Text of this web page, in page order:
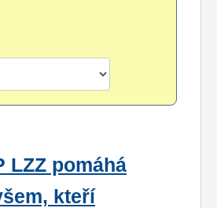
LZZ pomáhá
kteří